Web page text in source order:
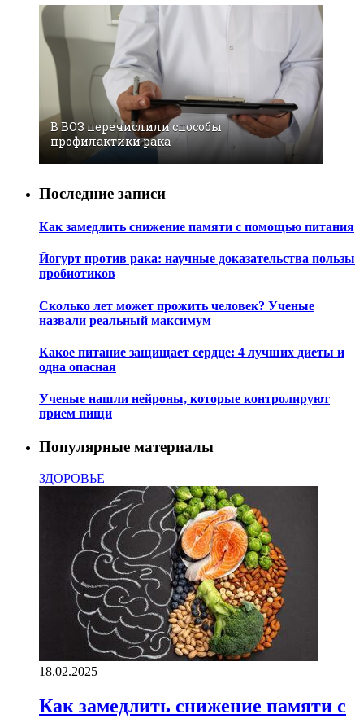
В ВОЗ перечислили способы
профилактики рака
Последние записи
Как замедлить снижение памяти с помощью питания
Йогурт против рака: научные доказательства пользы
пробиотиков
Сколько лет может прожить человек? Ученые
назвали реальный максимум
Какое питание защищает сердце: 4 лучших диеты и
одна опасная
Ученые нашли нейроны, которые контролируют
прием пищи
Популярные материалы
ЗДОРОВЬЕ
18.02.2025
Как замедлить снижение памяти с